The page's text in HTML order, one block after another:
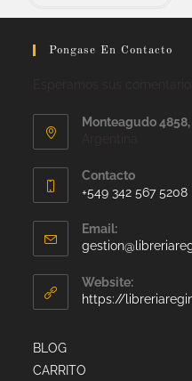
Pongase En Contacto
Monteagudo
Contacto
+549 342 567 5208
Email:
Website:
https://
BLOG
CARRITO